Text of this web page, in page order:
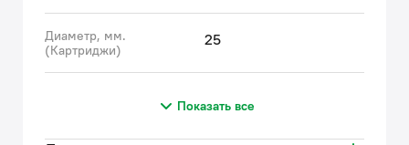
Диаметр, мм.
(Картриджи)
25
Показать все